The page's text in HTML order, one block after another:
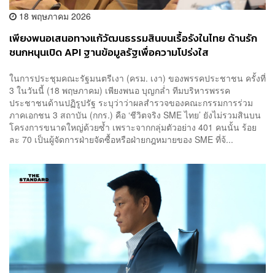
18 พฤษภาคม 2026
เพียงพนอเสนอทางแก้วัฒนธรรมสินบนเรื้อรังในไทย ด้านรัก
ชนกหนุนเปิด API ฐานข้อมูลรัฐเพื่อความโปร่งใส
ในการประชุมคณะรัฐมนตรีเงา (ครม. เงา) ของพรรคประชาชน ครั้งที่
3 ในวันนี้ (18 พฤษภาคม) เพียงพนอ บุญกล่ำ ทีมบริหารพรรค
ประชาชนด้านปฏิรูปรัฐ ระบุว่าว่าผลสำรวจของคณะกรรมการร่วม
ภาคเอกชน 3 สถาบัน (กกร.) คือ ‘ชีวิตจริง SME ไทย’ ยังไม่รวมสินบน
โครงการขนาดใหญ่ด้วยซ้ำ เพราะจากกลุ่มตัวอย่าง 401 คนนั้น ร้อย
ละ 70 เป็นผู้จัดการฝ่ายจัดซื้อหรือฝ่ายกฎหมายของ SME ที่จ้...